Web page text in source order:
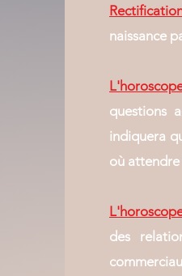
naissance
questions
indiquera
où attendre
des